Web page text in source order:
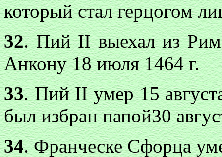
который стал герцогом
32. Пий II выехал из
Анкону 18 июля 1464 г.
33. Пий II умер 15
был избран папой30
34. Франческе Сфорца